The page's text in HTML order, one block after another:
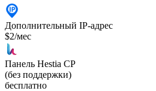
Дополнительный IP-адрес
$2/мес
Панель Hestia CP
(без поддержки)
бесплатно